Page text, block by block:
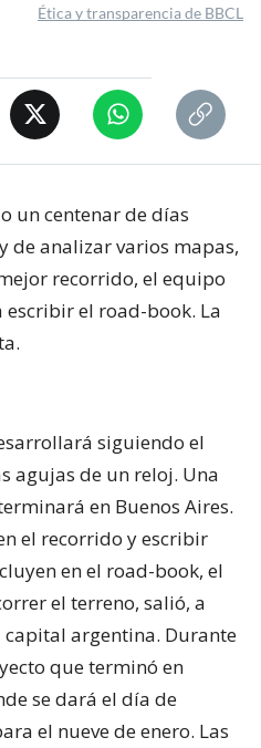
Ética y transparencia de BBCL
un centenar de días
de analizar varios mapas,
recorrido, el equipo
el road-book. La
siguiendo el
agujas de un reloj. Una
en Buenos Aires.
el recorrido y escribir
en el road-book, el
el terreno, salió, a
capital argentina. Durante
que terminó en
se dará el día de
el nueve de enero. Las